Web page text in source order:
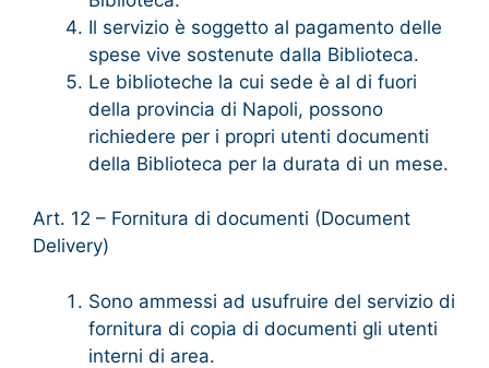
Il servizio è soggetto al pagamento delle
spese vive sostenute dalla Biblioteca.
Le biblioteche la cui sede è al di fuori
della provincia di Napoli, possono
richiedere per i propri utenti documenti
della Biblioteca per la durata di un mese.
Art. 12 – Fornitura di documenti (Document
Delivery)
Sono ammessi ad usufruire del servizio di
fornitura di copia di documenti gli utenti
interni di area.